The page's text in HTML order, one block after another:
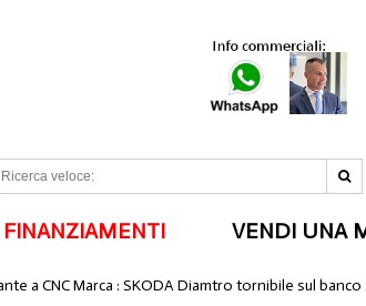
FINANZIAMENTI
VENDI UNA
a CNC Marca : SKODA Diamtro tornibile sul banco